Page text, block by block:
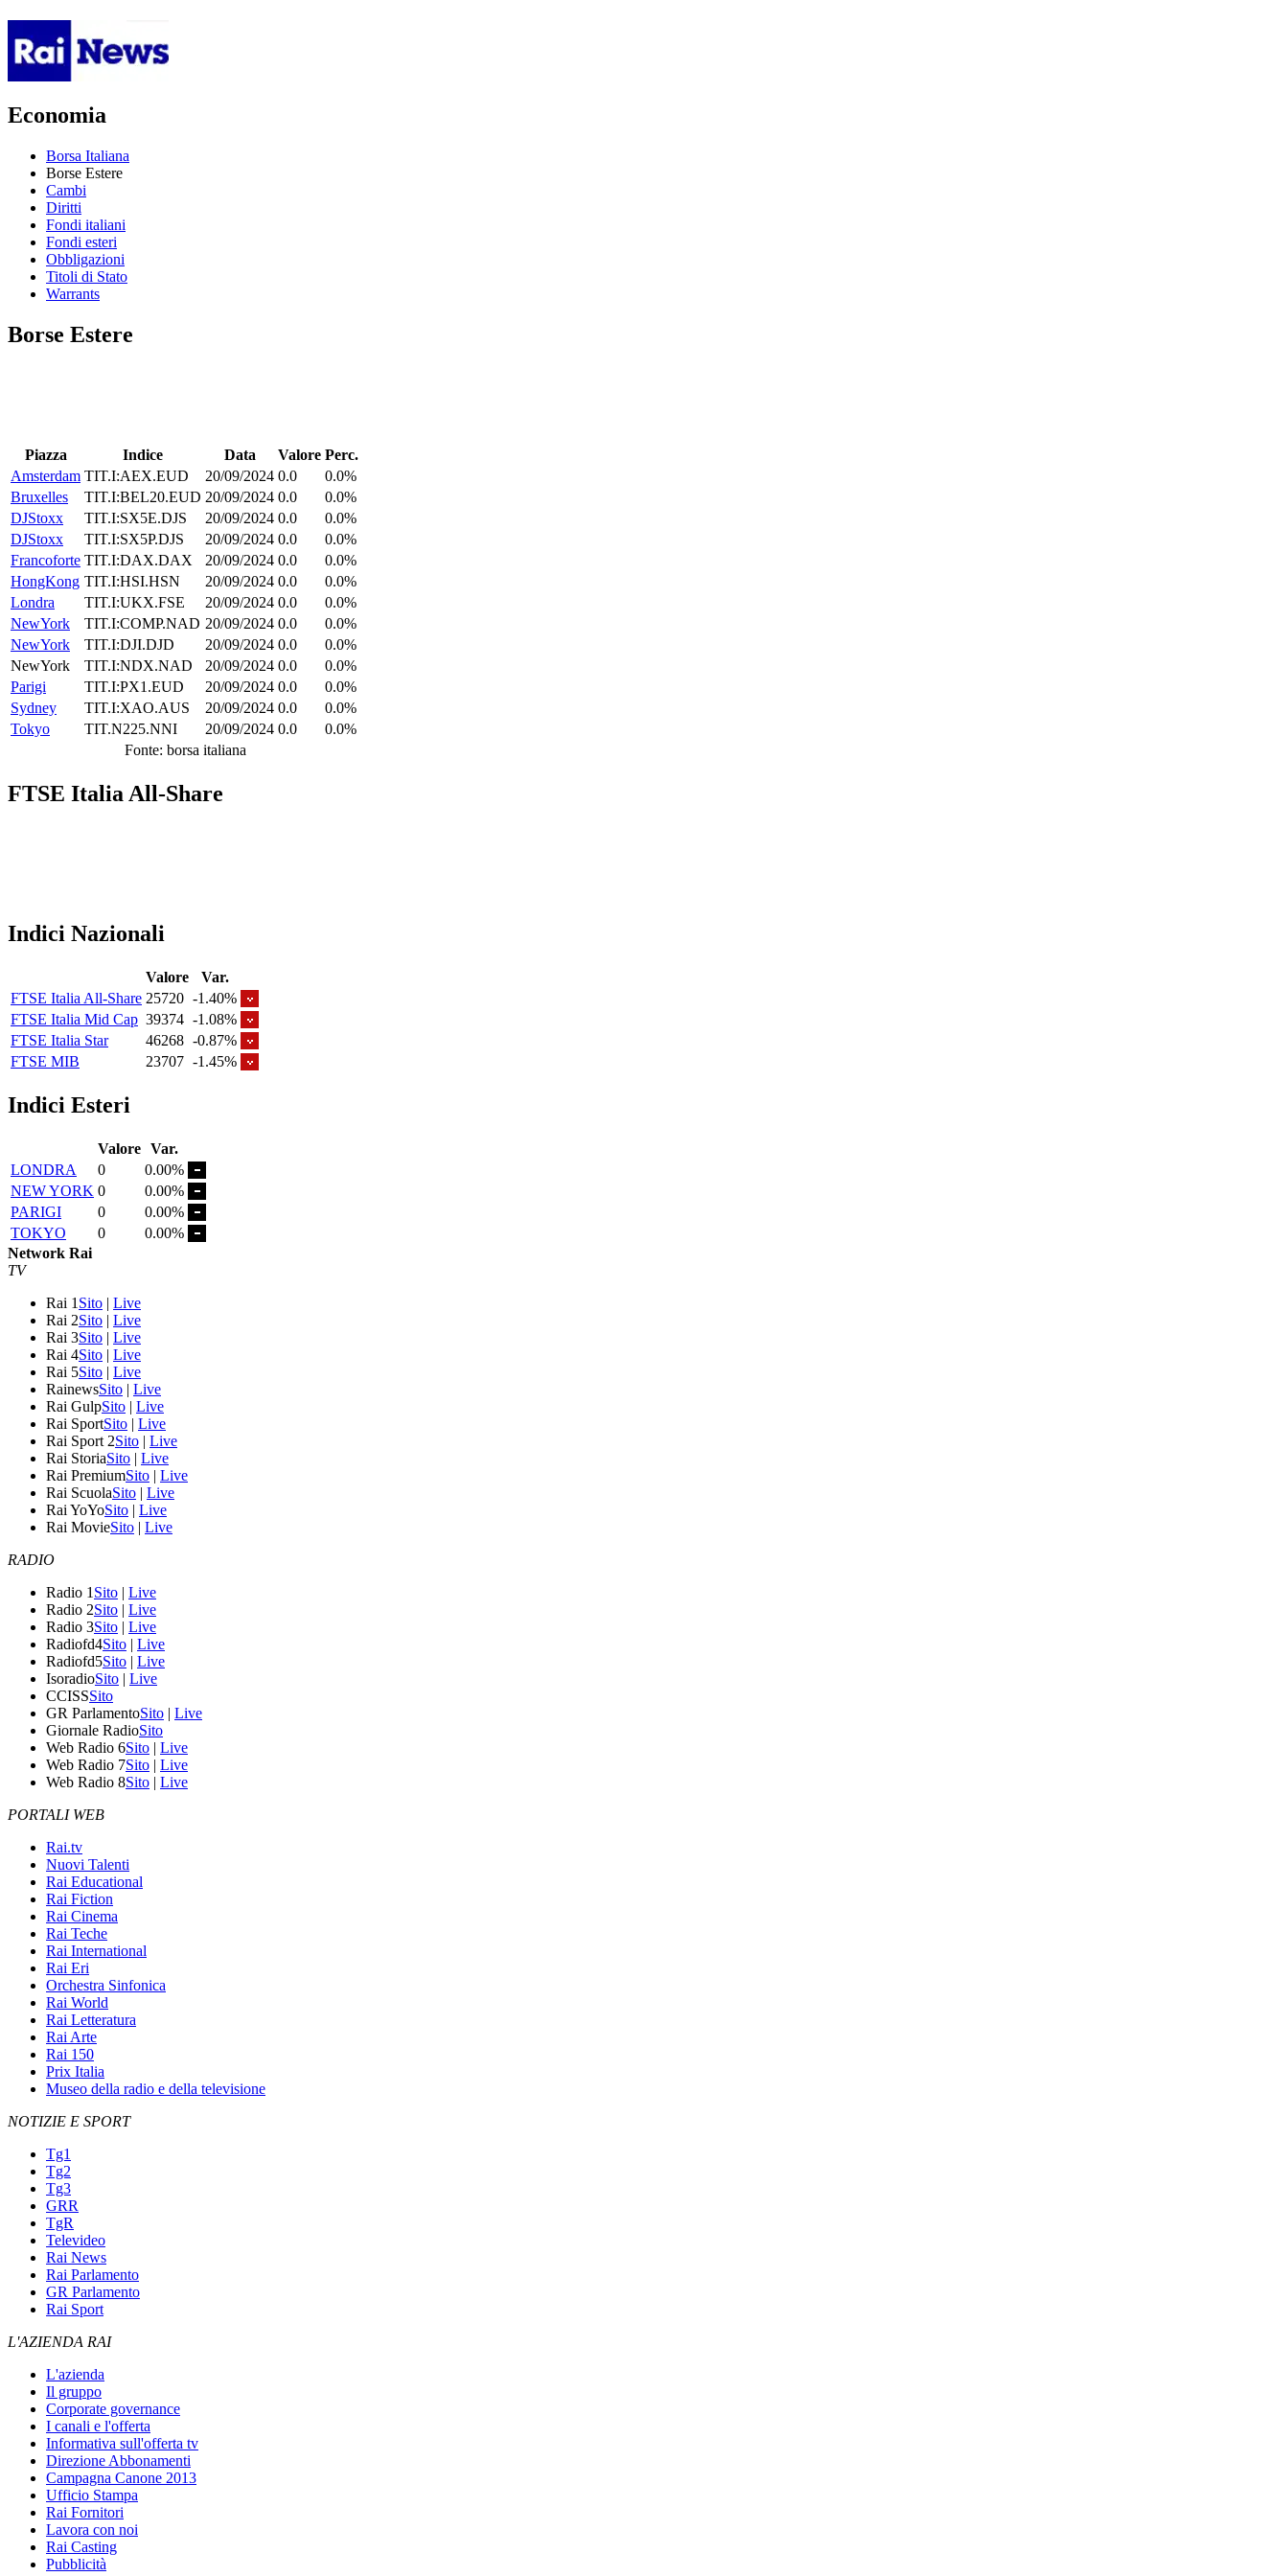
Economia
Borsa Italiana
Borse Estere
Cambi
Diritti
Fondi italiani
Fondi esteri
Obbligazioni
Titoli di Stato
Warrants
Borse Estere
Piazza Indice Data Valore Perc.
Amsterdam TIT.I:AEX.EUD 20/09/2024 0.0
0.0%
Bruxelles
TIT.I:BEL20.EUD 20/09/2024 0.0
0.0%
DJStoxx
TIT.I:SX5E.DJS 20/09/2024 0.0
0.0%
DJStoxx
TIT.I:SX5P.DJS 20/09/2024 0.0
0.0%
Francoforte TIT.I:DAX.DAX 20/09/2024 0.0
0.0%
HongKong TIT.I:HSI.HSN 20/09/2024 0.0
0.0%
Londra
TIT.I:UKX.FSE 20/09/2024 0.0
0.0%
NewYork
TIT.I:COMP.NAD 20/09/2024 0.0
0.0%
NewYork
TIT.I:DJI.DJD 20/09/2024 0.0
0.0%
NewYork
TIT.I:NDX.NAD 20/09/2024 0.0
0.0%
Parigi
TIT.I:PX1.EUD 20/09/2024 0.0
0.0%
Sydney
TIT.I:XAO.AUS 20/09/2024 0.0
0.0%
Tokyo
TIT.N225.NNI 20/09/2024 0.0
0.0%
Fonte: borsa italiana
FTSE Italia All-Share
Indici Nazionali
Valore
Var.
FTSE Italia All-Share 25720 -1.40%
FTSE Italia Mid Cap 39374 -1.08%
FTSE Italia Star
46268 -0.87%
FTSE MIB
23707 -1.45%
Indici Esteri
Valore Var.
LONDRA
0
0.00%
NEW YORK 0
0.00%
PARIGI
0
0.00%
TOKYO
0
0.00%
Network Rai
TV
Rai 1 Sito | Live
Rai 2Sito | Live
Rai 3Sito | Live
Rai 4Sito | Live
Rai 5Sito | Live
RainewsSito | Live
Rai GulpSito | Live
Rai SportSito | Live
Rai Sport 2Sito | Live
Rai StoriaSito | Live
Rai PremiumSito | Live
Rai ScuolaSito | Live
Rai YoYoSito | Live
Rai MovieSito | Live
RADIO
Radio 1 Sito | Live
Radio 2Sito | Live
Radio 3Sito | Live
Radiofd4Sito | Live
Radiofd5Sito | Live
IsoradioSito | Live
CCISSSito
GR ParlamentoSito | Live
Giornale RadioSito
Web Radio 6Sito | Live
Web Radio 7Sito | Live
Web Radio 8Sito | Live
PORTALI WEB
Rai.tv
Nuovi Talenti
Rai Educational
Rai Fiction
Rai Cinema
Rai Teche
Rai International
Rai Eri
Orchestra Sinfonica
Rai World
Rai Letteratura
Rai Arte
Rai 150
Prix Italia
Museo della radio e della televisione
NOTIZIE E SPORT
Tg1
Tg2
Tg3
GRR
TgR
Televideo
Rai News
Rai Parlamento
GR Parlamento
Rai Sport
L'AZIENDA RAI
L'azienda
Il gruppo
Corporate governance
I canali e l'offerta
Informativa sull'offerta tv
Direzione Abbonamenti
Campagna Canone 2013
Ufficio Stampa
Rai Fornitori
Lavora con noi
Rai Casting
Pubblicità